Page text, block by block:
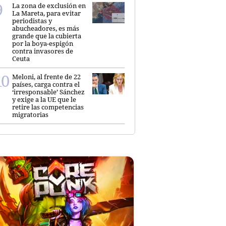
La zona de exclusión en
La Mareta, para evitar
periodistas y
abucheadores, es más
grande que la cubierta
por la boya-espigón
contra invasores de
Ceuta
Meloni, al frente de 22
países, carga contra el
‘irresponsable’ Sánchez
y exige a la UE que le
retire las competencias
migratorias